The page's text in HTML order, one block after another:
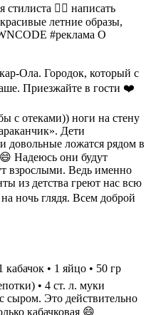
👉🏻 написать
летние образы,
#реклама О
Ола. Городок, который с
Приезжайте в гости ❤️
с отеками)) ноги на стену
Дети
довольные ложатся рядом в
Надеюсь они будут
взрослыми. Ведь именно
из детства греют нас всю
ночь глядя. Всем доброй
• 1 яйцо • 50 гр
• 4 ст. л. муки
сыром. Это действительно
кабачковая 😄